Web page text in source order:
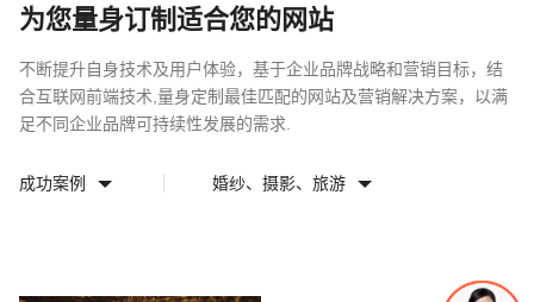
为您量身订制适合您的网站
不断提升自身技术及用户体验，基于企业品牌战略和营销目标，结
合互联网前端技术,量身定制最佳匹配的网站及营销解决方案，以满
足不同企业品牌可持续性发展的需求.
成功案例 婚纱、摄影、旅游
电话 微信号